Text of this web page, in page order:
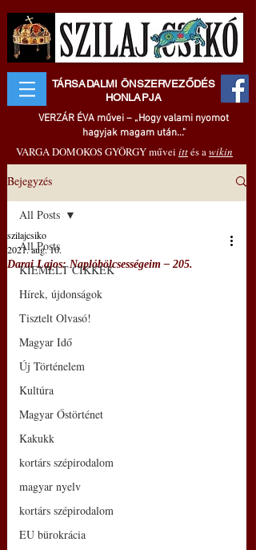
TÁRSADALMI ÖNSZERVEZŐDÉS
HONLAPJA
VERZÁR ÉVA művei – „Hogy valami nyomot
hagyjak magam után..."
VARGA DOMOKOS GYÖRGY művei ittés awikin
Bejegyzés
All Posts
KIEMELT CIKKEK
Hírek, újdonságok
Tisztelt Olvasó!
Magyar Idő
Új Történelem
Kultúra
Magyar Őstörténet
Kakukk
kortárs szépirodalom
magyar nyelv
kortárs szépirodalom
EU bürokrácia
All Posts
Darai Lajos: Naplóbölcsességeim – 205.
szilajcsiko
2021. aug. 10.